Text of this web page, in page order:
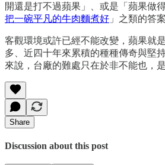
開還是打不過蘋果」、或是「蘋果做
把一碗平凡的牛肉麵煮好 」之類的答案
客觀環境或許已經不能改變，蘋果就
多、近四十年來累積的種種傳奇與堅
來說，台廠的難處只在於非不能也，是
Share
Discussion about this post